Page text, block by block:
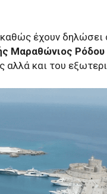
έχουν δηλώσει
Μαραθώνιος Ρόδου
αλλά και του